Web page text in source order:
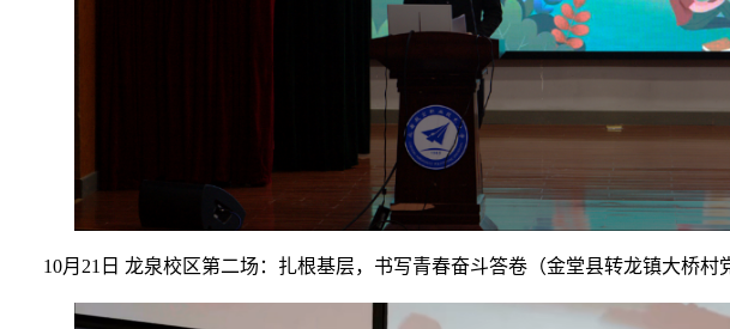
10月21日 龙泉校区第二场：扎根基层，书写青春奋斗答卷（金堂县转龙镇大桥村